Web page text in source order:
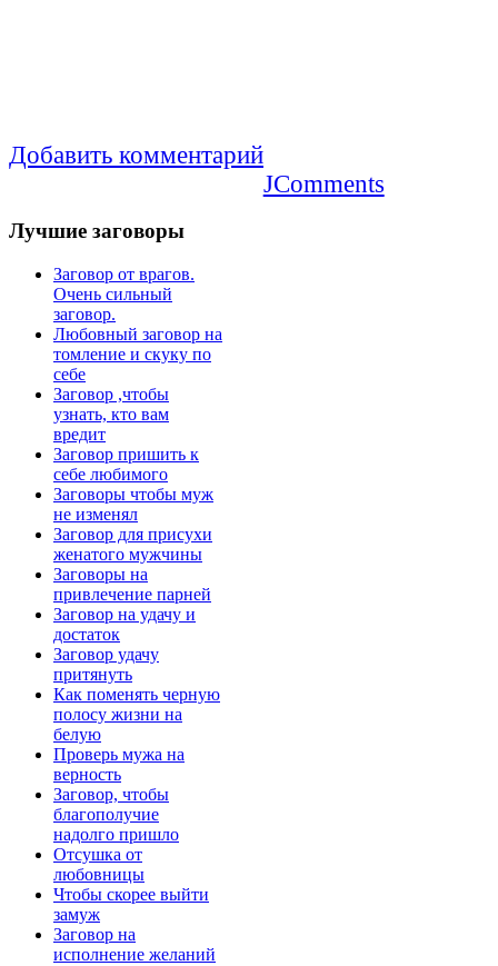
Добавить комментарий
JComments
Лучшие заговоры
Заговор от врагов.
Очень сильный
заговор.
Любовный заговор на
томление и скуку по
себе
Заговор ,чтобы
узнать, кто вам
вредит
Заговор пришить к
себе любимого
Заговоры чтобы муж
не изменял
Заговор для присухи
женатого мужчины
Заговоры на
привлечение парней
Заговор на удачу и
достаток
Заговор удачу
притянуть
Как поменять черную
полосу жизни на
белую
Проверь мужа на
верность
Заговор, чтобы
благополучие
надолго пришло
Отсушка от
любовницы
Чтобы скорее выйти
замуж
Заговор на
исполнение желаний